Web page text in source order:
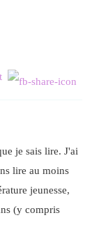
je sais lire. J'ai
lire au moins
jeunesse,
(y compris